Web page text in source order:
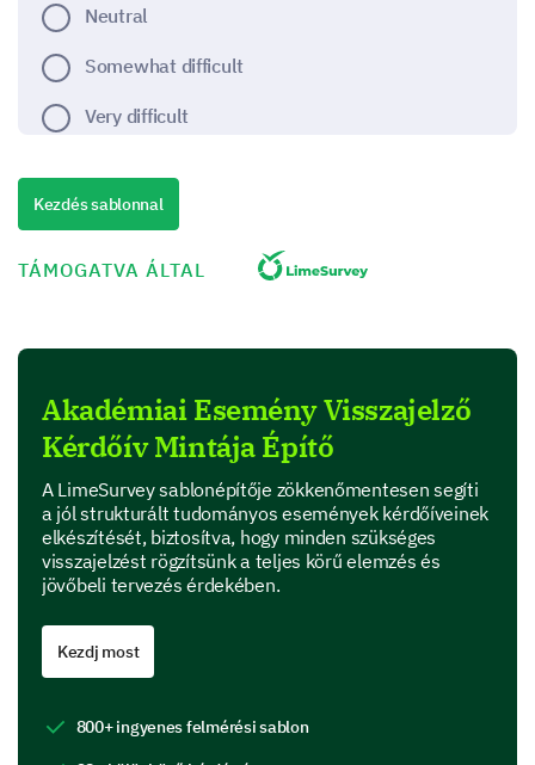
Neutral
Somewhat difficult
Very difficult
Please rate the quality and clarity of the pre-
event materials and communications provided.
(1= Very poor to 5 = Excellent)
1 2 3 4
5
Event Brochure
Schedule/Agenda
Website Information
Evaluating the Academic Event and its
Components
at the event.
Kezdés sablonnal
TÁMOGATVA ÁLTAL
Akadémiai Esemény Visszajelző
Kérdőív Mintája Építő
A LimeSurvey sablonépítője zökkenőmentesen segíti
a jól strukturált tudományos események kérdőíveinek
elkészítését, biztosítva, hogy minden szükséges
visszajelzést rögzítsünk a teljes körű elemzés és
jövőbeli tervezés érdekében.
Kezdj most
800+ ingyenes felmérési sablon